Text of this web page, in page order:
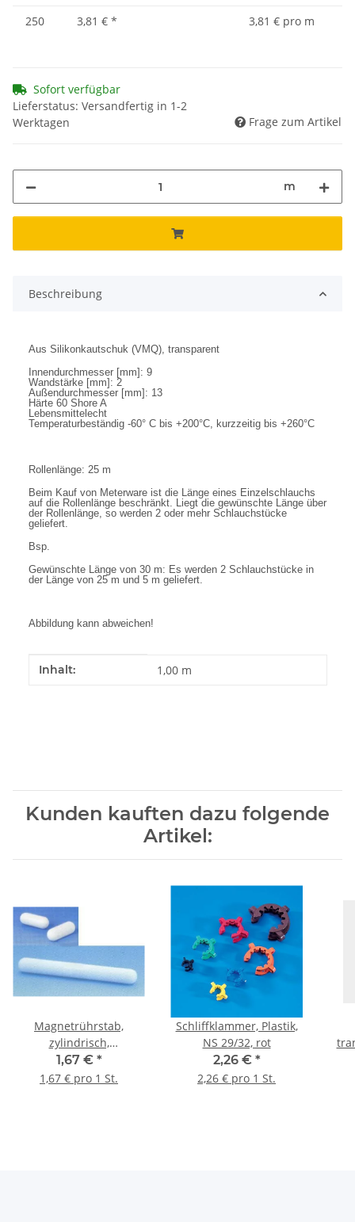
250
3,81 € * 3,81 € pro m
Sofort verfügbar
Lieferstatus: Versandfertig in 1-2
Werktagen
Frage zum Artikel
m
Beschreibung
Aus Silikonkautschuk (VMQ), transparent
Innendurchmesser [mm]: 9
Wandstärke [mm]: 2
Außendurchmesser [mm]: 13
Härte 60 Shore A
Lebensmittelecht
Temperaturbeständig -60° C bis +200°C, kurzzeitig bis +260°C
Rollenlänge: 25 m
Beim Kauf von Meterware ist die Länge eines Einzelschlauchs
auf die Rollenlänge beschränkt. Liegt die gewünschte Länge über
der Rollenlänge, so werden 2 oder mehr Schlauchstücke
geliefert.
Bsp.
Gewünschte Länge von 30 m: Es werden 2 Schlauchstücke in
der Länge von 25 m und 5 m geliefert.
Abbildung kann abweichen!
Produkteigenschaft
Wert
Inhalt: 1,00 m
Kunden kauften dazu folgende
Artikel:
Magnetrührstab,
zylindrisch,
Teflonüberzug, weiß, L
25 mm * Ø 6 mm
1,67 € *
1,67 € pro 1 St.
Schliffklammer, Plastik,
NS 29/32, rot
2,26 € *
2,26 € pro 1 St.